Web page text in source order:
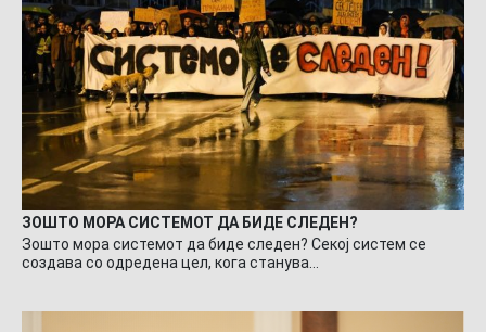
ЗОШТО МОРА СИСТЕМОТ ДА БИДЕ СЛЕДЕН?
Зошто мора системот да биде следен? Секој систем се
создава со одредена цел, кога станува…